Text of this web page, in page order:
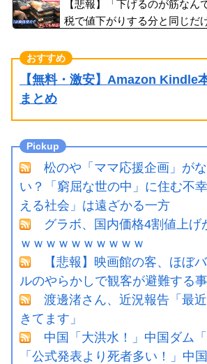
【悲報】「下げるのが筋な
税で値下がりする分と同じだ
【無料・激安】Amazon Kindle
まとめ
松のや「ママ応援企画」が
い？「窮屈な世の中」に住む不
える社会」は遠ざかる一方
グラボ、国内価格4割値上げ
ｗｗｗｗｗｗｗｗｗｗ
【悲報】映画館の客、ほぼ
ルのやらかしで観客が避難する
渡邊渚さん、近況報告「最
きてます」
中国「大洪水！」中国ダム
「公式発表より死者多い！」中